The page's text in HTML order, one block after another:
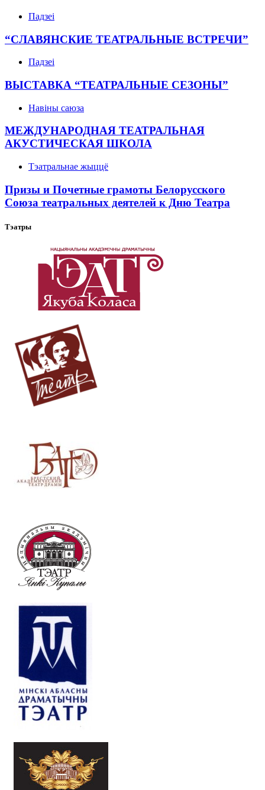
Падзеі
“СЛАВЯНСКИЕ ТЕАТРАЛЬНЫЕ ВСТРЕЧИ”
Падзеі
ВЫСТАВКА “ТЕАТРАЛЬНЫЕ СЕЗОНЫ”
Навіны саюза
МЕЖДУНАРОДНАЯ ТЕАТРАЛЬНАЯ
АКУСТИЧЕСКАЯ ШКОЛА
Тэатральнае жыццё
Призы и Почетные грамоты Белорусского
Союза театральных деятелей к Дню Театра
Тэатры